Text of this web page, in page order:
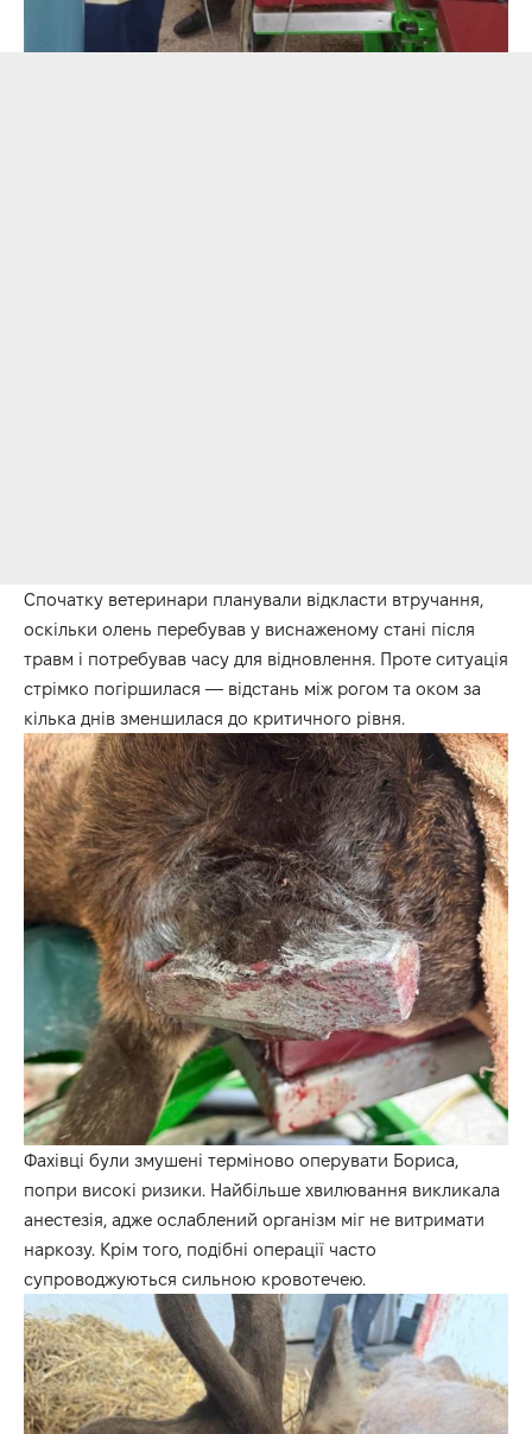
Спочатку ветеринари планували відкласти втручання,
оскільки олень перебував у виснаженому стані після
травм і потребував часу для відновлення. Проте ситуація
стрімко погіршилася — відстань між рогом та оком за
кілька днів зменшилася до критичного рівня.
Фахівці були змушені терміново оперувати Бориса,
попри високі ризики. Найбільше хвилювання викликала
анестезія, адже ослаблений організм міг не витримати
наркозу. Крім того, подібні операції часто
супроводжуються сильною кровотечею.